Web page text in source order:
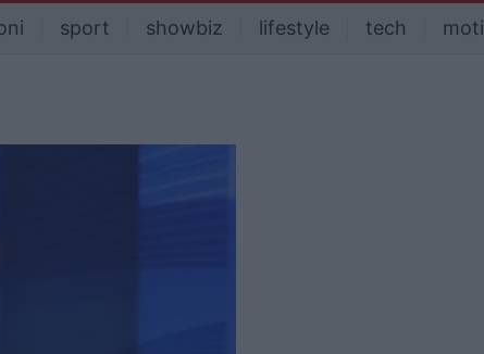
sport showbiz lifestyle tech moti